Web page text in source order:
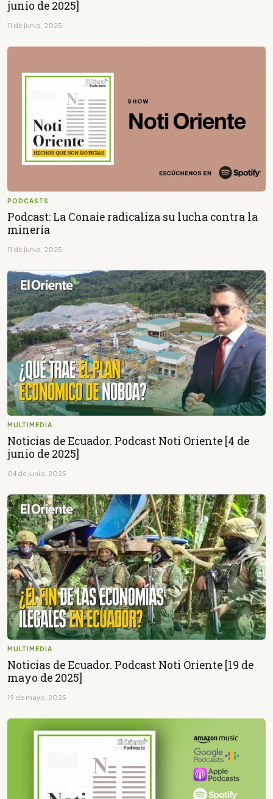
junio de 2025]
11 de junio, 2025
PODCASTS
Podcast: La Conaie radicaliza su lucha contra la
minería
11 de junio, 2025
MULTIMEDIA
Noticias de Ecuador. Podcast Noti Oriente [4 de
junio de 2025]
04 de junio, 2025
MULTIMEDIA
Noticias de Ecuador. Podcast Noti Oriente [19 de
mayo de 2025]
19 de mayo, 2025